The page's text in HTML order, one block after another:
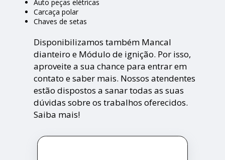
Auto peças elétricas
Carcaça polar
Chaves de setas
Disponibilizamos também Mancal
dianteiro e Módulo de ignição. Por isso,
aproveite a sua chance para entrar em
contato e saber mais. Nossos atendentes
estão dispostos a sanar todas as suas
dúvidas sobre os trabalhos oferecidos.
Saiba mais!